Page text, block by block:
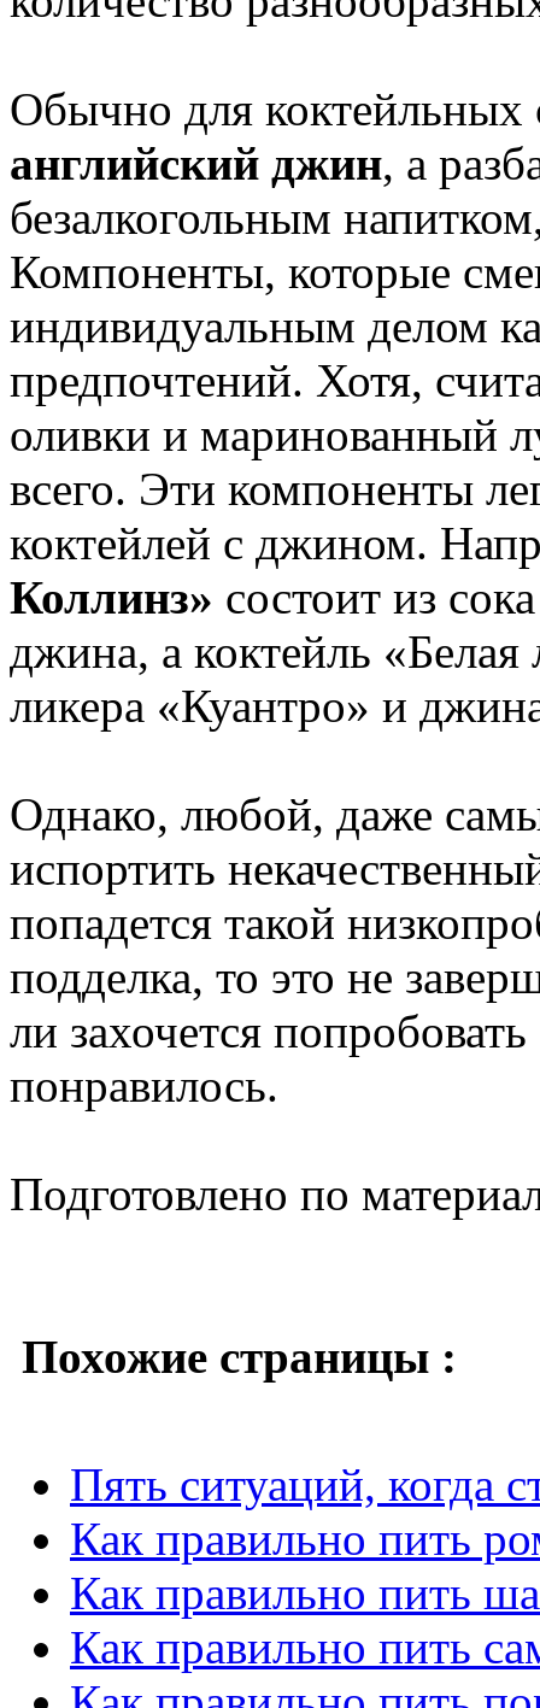
Обычно для коктейльных
английский джин, а
безалкогольным
Компоненты, которые
индивидуальным делом
предпочтений. Хотя,
оливки и маринованный
всего. Эти компоненты
коктейлей с джином.
Коллинз» состоит из
джина, а коктейль
ликера «Куантро» и
Однако, любой, даже
испортить
попадется такой
подделка, то это не
ли захочется
понравилось.
Подготовлено по
Похожие страницы :
Пять ситуаций, когда
Как правильно пить
Как правильно пить
Как правильно пить